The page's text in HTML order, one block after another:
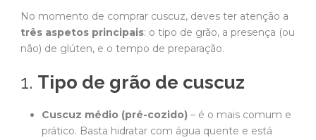
No momento de comprar cuscuz, deves ter atenção a
três aspetos principais: o tipo de grão, a presença (ou
não) de glúten, e o tempo de preparação.
1. Tipo de grão de cuscuz
Cuscuz médio (pré-cozido) – é o mais comum e
prático. Basta hidratar com água quente e está